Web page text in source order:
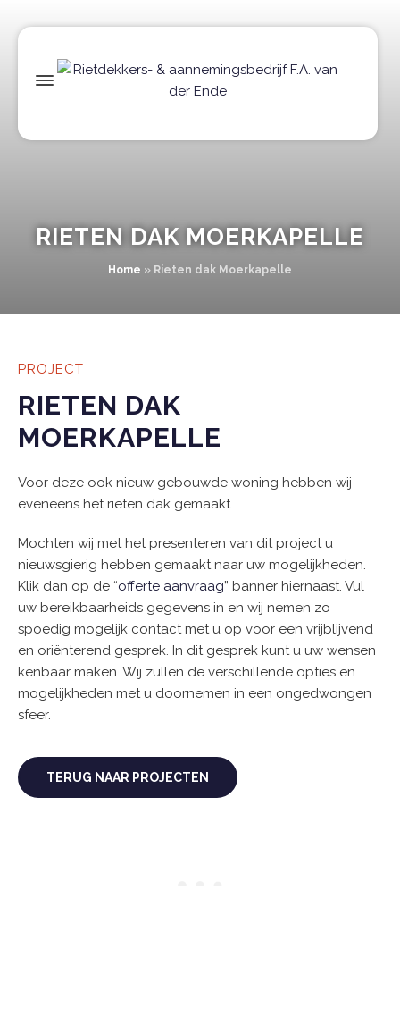
RIETEN DAK MOERKAPELLE
Home » Rieten dak Moerkapelle
PROJECT
RIETEN DAK
MOERKAPELLE
Voor deze ook nieuw gebouwde woning hebben wij
eveneens het rieten dak gemaakt.
Mochten wij met het presenteren van dit project u
nieuwsgierig hebben gemaakt naar uw mogelijkheden.
Klik dan op de “offerte aanvraag” banner hiernaast. Vul
uw bereikbaarheids gegevens in en wij nemen zo
spoedig mogelijk contact met u op voor een vrijblijvend
en oriënterend gesprek. In dit gesprek kunt u uw wensen
kenbaar maken. Wij zullen de verschillende opties en
mogelijkheden met u doornemen in een ongedwongen
sfeer.
TERUG NAAR PROJECTEN